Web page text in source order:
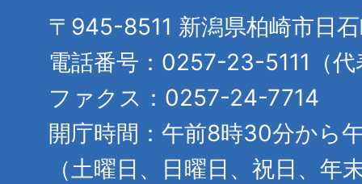
〒945-8511 新潟県柏崎市日
電話番号：0257-23-5111（代
ファクス：0257-24-7714
開庁時間：午前8時30分から
（土曜日、日曜日、祝日、年